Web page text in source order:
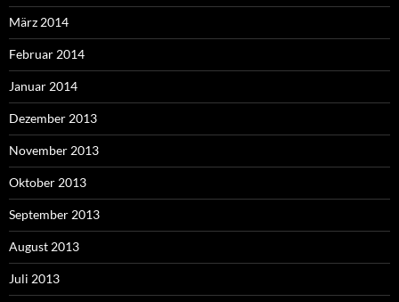
März 2014
Februar 2014
Januar 2014
Dezember 2013
November 2013
Oktober 2013
September 2013
August 2013
Juli 2013